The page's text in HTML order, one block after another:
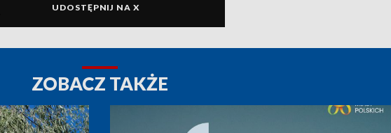
UDOSTĘPNIJ NA X
ZOBACZ TAKŻE